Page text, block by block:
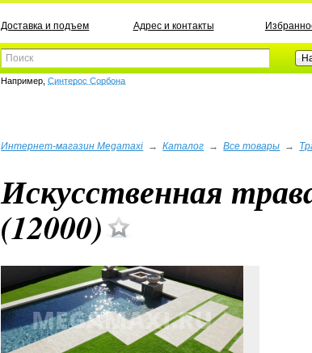
Доставка и подъем Адрес и контакты
Например,Синтерос Сорбона
Интернет-магазин Megamaxi →Каталог →Все товары →
Искусственная
(12000)